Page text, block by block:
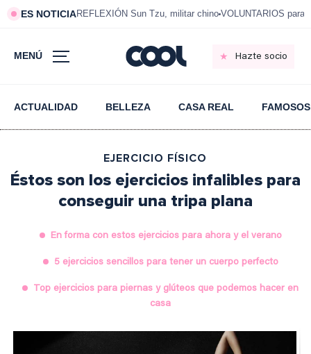
ES NOTICIAREFLEXIÓN Sun Tzu, militar chino VOLUNTARIOS para
MENÚ Hazte socio
ACTUALIDAD BELLEZA CASA REAL FAMOSOS
EJERCICIO FÍSICO
Éstos son los ejercicios infalibles para
conseguir una tripa plana
En forma con estos ejercicios para ahora y el verano
5 ejercicios sencillos para tener un cuerpo perfecto
Top ejercicios para piernas y glúteos que podemos hacer en
casa